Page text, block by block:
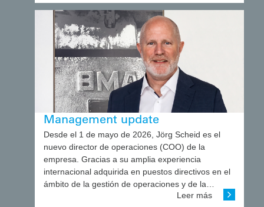
Management update
Desde el 1 de mayo de 2026, Jörg Scheid es el
nuevo director de operaciones (COO) de la
empresa. Gracias a su amplia experiencia
internacional adquirida en puestos directivos en el
ámbito de la gestión de operaciones y de la…
Leer más